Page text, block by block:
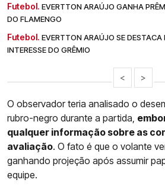
Futebol. EVERTTON ARAÚJO GANHA
DO FLAMENGO
Futebol. EVERTTON ARAÚJO SE DESTACA
INTERESSE DO GRÊMIO
< >
O observador teria analisado o
rubro-negro durante a partida,
qualquer informação sobre as
avaliação. O fato é que o volante
ganhando projeção após assumir
equipe.